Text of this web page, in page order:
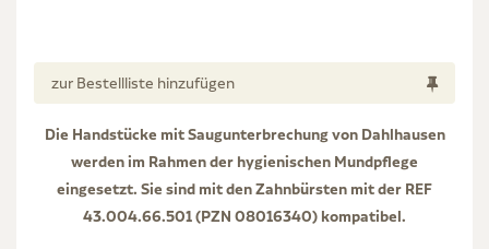
zur Bestellliste hinzufügen
Die Handstücke mit Saugunterbrechung von Dahlhausen
werden im Rahmen der hygienischen Mundpflege
eingesetzt. Sie sind mit den Zahnbürsten mit der REF
43.004.66.501 (PZN 08016340) kompatibel.